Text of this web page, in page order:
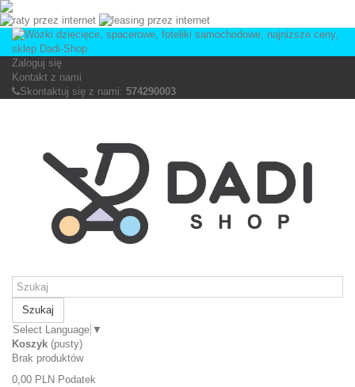
Zaloguj się
Kontakt z nami
Skontaktuj się z nami: 574290003
Szukaj
Select Language ▼
Koszyk (pusty)
Brak produktów
0,00 PLN Podatek